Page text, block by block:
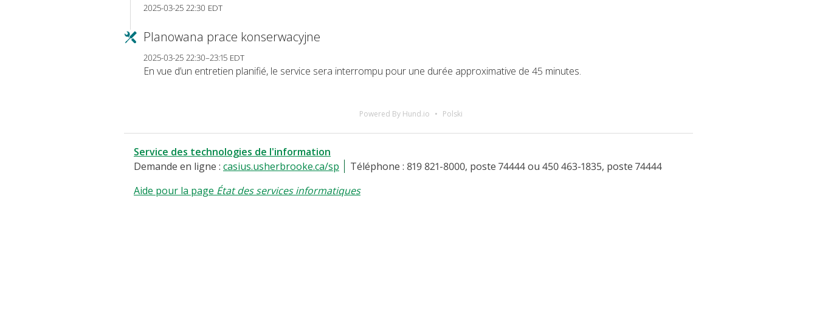
2025-03-25 22:30 EDT
Planowana prace konserwacyjne
2025-03-25 22:30–23:15 EDT
En vue d’un entretien planifié, le service sera interrompu pour une durée approximative de 45 minutes.
Powered By Hund.io Polski
Service des technologies de l'information
Demande en ligne : casius.usherbrooke.ca/sp
Téléphone : 819 821-8000, poste 74444 ou 450 463-1835, poste 74444
Aide pour la page État des services informatiques